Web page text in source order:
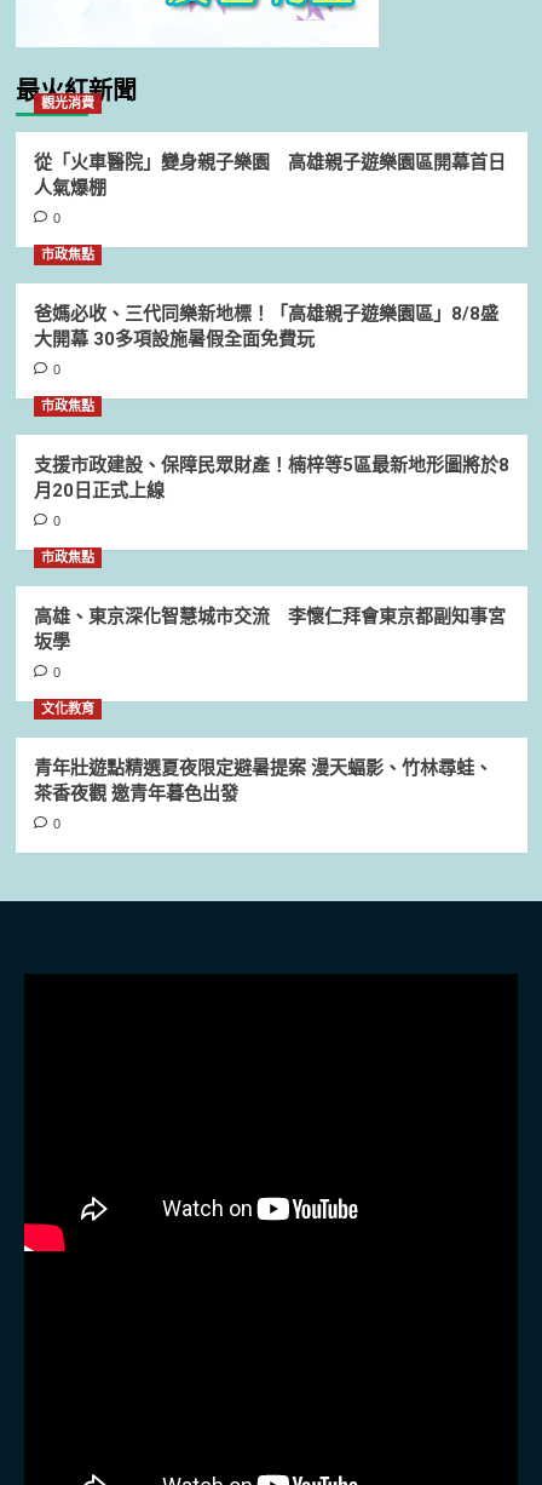
最火紅新聞
觀光消費
從「火車醫院」變身親子樂園 高雄親子遊樂園區開幕首日
人氣爆棚
0
市政焦點
爸媽必收、三代同樂新地標！「高雄親子遊樂園區」8/8盛
大開幕 30多項設施暑假全面免費玩
0
市政焦點
支援市政建設、保障民眾財產！楠梓等5區最新地形圖將於8
月20日正式上線
0
市政焦點
高雄、東京深化智慧城市交流 李懷仁拜會東京都副知事宮
坂學
0
文化教育
青年壯遊點精選夏夜限定避暑提案 漫天蝠影、竹林尋蛙、
茶香夜觀 邀青年暮色出發
0